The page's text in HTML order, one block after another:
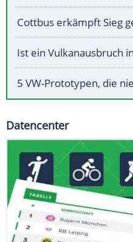
Cottbus erkämpft Sieg
Ist ein Vulkanausbruch
5 VW-Prototypen, die
Datencenter